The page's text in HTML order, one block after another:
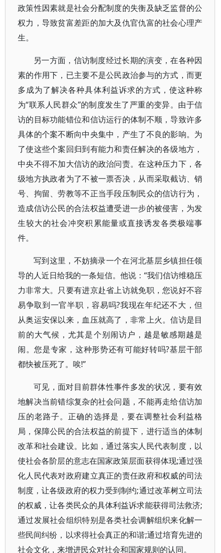
政策性因素就是社会分配制度的失衡及缺乏监督的公
权力，导致贫富差距的加大及仇官仇富的社会心理产
生。
另一方面，信访制度经过长期的演变，在各种因
素的作用下，已主要不是公民政治参与的方式，而更
多成为了解决各种具体利益诉求的方式，使这种称
为“联系人民群众”的制度发生了严重的变异。由于信
访的目标功能错位和信访运行的体制不顺，导致许多
具体的个案不断向中央集中，产生了不良的影响。为
了使这些个案回归到有能力和责任解决的各级地方，
中央不得不加大信访的政治问责。在这种压力下，各
级地方执政者为了不被一票否决，从而采取截访、销
号、拘留、劳教等不正当手段压制民众的信访行为，
造成信访公民的合法权益遭受进一步的被侵害，为发
生较大的社会冲突积累能量或直接诱发各类极端事
件。
写到这里，不妨摘录一个在河北基层乡镇担任领
导的人近日给我的一条短信。他说：“我们信访维稳压
力非常大。只要有进京赴省上访就免职，您说好不容
易争取到一官半职，容易吗?我现在年纪还不大，但
从奥运安保以来，血压就高了，非常上火。信访是目
前的大气候，尤其是个别闹访户，越是敏感期越是
闹。您是专家，这种形势还有可能好转吗?基层干部
都快被压死了。唉!”
可见，面对目前群体性事件多发的状况，要有效
地解决当前错综复杂的社会问题，不能再走给信访加
压的老路子。正确的选择是，要在调整社会利益格
局，保障公民的合法权益的前提下，进行适当的体制
改革和社会建设。比如，通过落实人民代表制度，以
使社会各阶层的意志在国家政策层面获得体现;通过强
化人民代表对政府建立真正的责任政府和权威的司法
制度，让各级政府的权力受到制约;通过改革树立司法
的权威，让各类民众的具体利益诉求能获得司法救济;
通过发展社会组织特别是各类社会调解组织来化解一
些民间纠纷，以求得社会真正的和谐;通过培育先进的
社会文化，来增进民众对社会和国家规则的认同。